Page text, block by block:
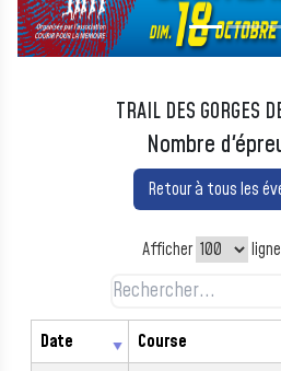
TRAIL DES GORGES
Nombre
Retour à tous les
Afficher
Date Course